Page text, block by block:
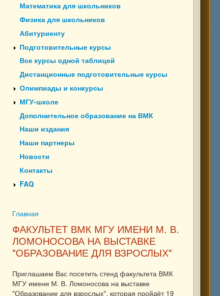
Математика для школьников
Физика для школьников
Абитуриенту
Подготовительные курсы
Все курсы одной таблицей
Дистанционные подготовительные курсы
Олимпиады и конкурсы
МГУ-школе
Дополнительное образование на ВМК
Наши издания
Наши партнеры
Новости
Контакты
FAQ
Вы здесь
Главная
ФАКУЛЬТЕТ ВМК МГУ ИМЕНИ М. В.
ЛОМОНОСОВА НА ВЫСТАВКЕ
"ОБРАЗОВАНИЕ ДЛЯ ВЗРОСЛЫХ"
Приглашаем Вас посетить стенд факультета ВМК
МГУ имени М. В. Ломоносова на выставке
"Образование для взрослых", которая пройдёт 19